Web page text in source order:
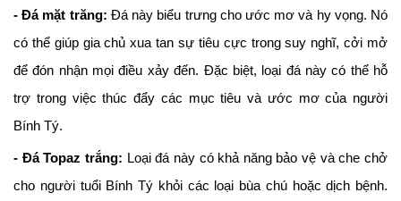
- Đá mặt trăng: Đá này biểu trưng cho ước mơ và hy vọng. Nó
có thể giúp gia chủ xua tan sự tiêu cực trong suy nghĩ, cởi mở
để đón nhận mọi điều xảy đến. Đặc biệt, loại đá này có thể hỗ
trợ trong việc thúc đẩy các mục tiêu và ước mơ của người
Bính Tý.
- Đá Topaz trắng: Loại đá này có khả năng bảo vệ và che chở
cho người tuổi Bính Tý khỏi các loại bùa chú hoặc dịch bệnh.